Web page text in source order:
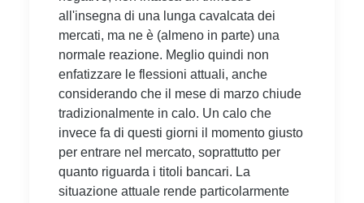
all'insegna di una lunga cavalcata dei
mercati, ma ne è (almeno in parte) una
normale reazione. Meglio quindi non
enfatizzare le flessioni attuali, anche
considerando che il mese di marzo chiude
tradizionalmente in calo. Un calo che
invece fa di questi giorni il momento giusto
per entrare nel mercato, soprattutto per
quanto riguarda i titoli bancari. La
situazione attuale rende particolarmente